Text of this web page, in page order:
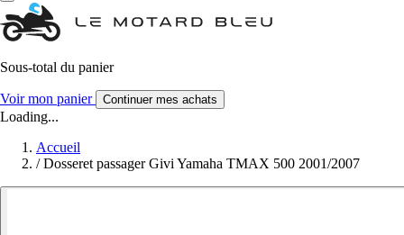
Sous-total du panier
Voir mon panier Continuer mes achats
Loading...
Accueil
/ Dosseret passager Givi Yamaha TMAX 500 2001/2007